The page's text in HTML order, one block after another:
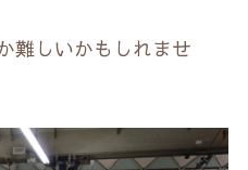
難しいかもしれませ